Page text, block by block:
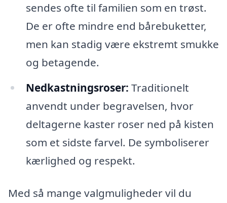
sendes ofte til familien som en trøst.
De er ofte mindre end bårebuketter,
men kan stadig være ekstremt smukke
og betagende.
Nedkastningsroser: Traditionelt
anvendt under begravelsen, hvor
deltagerne kaster roser ned på kisten
som et sidste farvel. De symboliserer
kærlighed og respekt.
Med så mange valgmuligheder vil du